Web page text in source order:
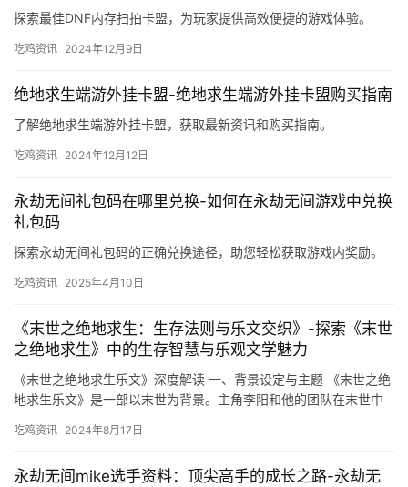
探索最佳DNF内存扫拍卡盟，为玩家提供高效便捷的游戏体验。
吃鸡资讯 2024年12月9日
绝地求生端游外挂卡盟-绝地求生端游外挂卡盟购买指南
了解绝地求生端游外挂卡盟，获取最新资讯和购买指南。
吃鸡资讯 2024年12月12日
永劫无间礼包码在哪里兑换-如何在永劫无间游戏中兑换
礼包码
探索永劫无间礼包码的正确兑换途径，助您轻松获取游戏内奖励。
吃鸡资讯 2025年4月10日
《末世之绝地求生：生存法则与乐文交织》-探索《末世
之绝地求生》中的生存智慧与乐观文学魅力
《末世之绝地求生乐文》深度解读 一、背景设定与主题 《末世之绝
地求生乐文》是一部以末世为背景。主角李阳和他的团队在末世中
吃鸡资讯 2024年8月17日
永劫无间mike选手资料：顶尖高手的成长之路-永劫无